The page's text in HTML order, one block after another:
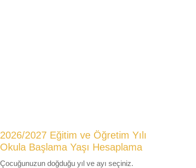
2026/2027 Eğitim ve Öğretim Yılı
Okula Başlama Yaşı Hesaplama
Çocuğunuzun doğduğu yıl ve ayı seçiniz.